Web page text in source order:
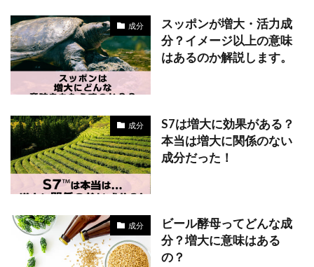
成分
スッポンが増大・活力成
分？イメージ以上の意味
はあるのか解説します。
成分
S7は増大に効果がある？
本当は増大に関係のない
成分だった！
成分
ビール酵母ってどんな成
分？増大に意味はある
の？